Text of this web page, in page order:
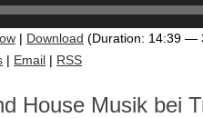
| Download (Duration: 14:39 —
| Email | RSS
House Musik bei